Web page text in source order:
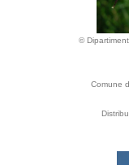
©
Comune